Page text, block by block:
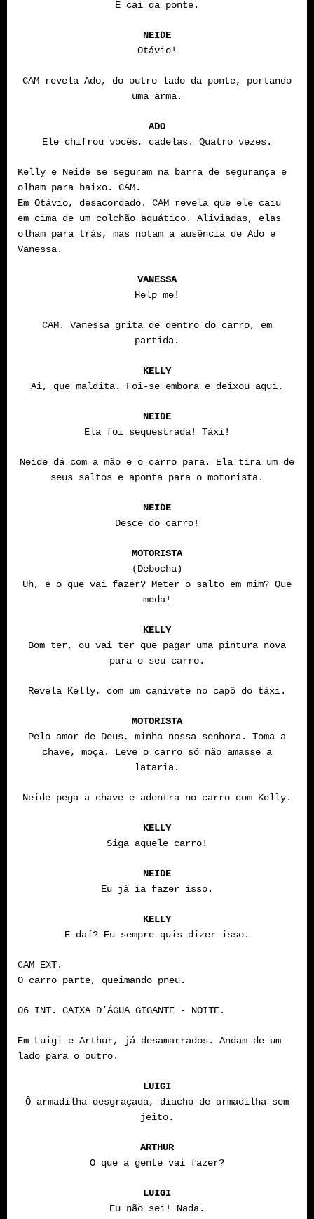
E cai da ponte.
NEIDE
Otávio!
CAM revela Ado, do outro lado da ponte, portando
uma arma.
ADO
Ele chifrou vocês, cadelas. Quatro vezes.
Kelly e Neide se seguram na barra de segurança e
olham para baixo. CAM.
Em Otávio, desacordado. CAM revela que ele caiu
em cima de um colchão aquático. Aliviadas, elas
olham para trás, mas notam a ausência de Ado e
Vanessa.
VANESSA
Help me!
CAM. Vanessa grita de dentro do carro, em
partida.
KELLY
Ai, que maldita. Foi-se embora e deixou aqui.
NEIDE
Ela foi sequestrada! Táxi!
Neide dá com a mão e o carro para. Ela tira um de
seus saltos e aponta para o motorista.
NEIDE
Desce do carro!
MOTORISTA
(Debocha)
Uh, e o que vai fazer? Meter o salto em mim? Que
meda!
KELLY
Bom ter, ou vai ter que pagar uma pintura nova
para o seu carro.
Revela Kelly, com um canivete no capô do táxi.
MOTORISTA
Pelo amor de Deus, minha nossa senhora. Toma a
chave, moça. Leve o carro só não amasse a
lataria.
Neide pega a chave e adentra no carro com Kelly.
KELLY
Siga aquele carro!
NEIDE
Eu já ia fazer isso.
KELLY
E daí? Eu sempre quis dizer isso.
CAM EXT.
O carro parte, queimando pneu.
06 INT. CAIXA D’ÁGUA GIGANTE - NOITE.
Em Luigi e Arthur, já desamarrados. Andam de um
lado para o outro.
LUIGI
Ô armadilha desgraçada, diacho de armadilha sem
jeito.
ARTHUR
O que a gente vai fazer?
LUIGI
Eu não sei! Nada.